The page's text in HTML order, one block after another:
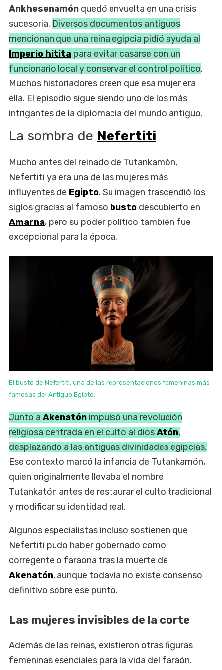
Ankhesenamón quedó envuelta en una crisis
sucesoria. Diversos documentos antiguos
mencionan que una reina egipcia pidió ayuda al
Imperio hitita para evitar casarse con un
funcionario local y conservar el control político.
Muchos historiadores creen que esa mujer era
ella. El episodio sigue siendo uno de los más
intrigantes de la diplomacia del mundo antiguo.
La sombra de Nefertiti
Mucho antes del reinado de Tutankamón,
Nefertiti ya era una de las mujeres más
influyentes de Egipto. Su imagen trascendió los
siglos gracias al famoso busto descubierto en
Amarna, pero su poder político también fue
excepcional para la época.
El busto de Nefertiti, una de las representaciones femeninas más
famosas del Antiguo Egipto.
Junto a Akenatón impulsó una revolución
religiosa centrada en el culto al diosAtón,
desplazando a las antiguas divinidades egipcias.
Ese contexto marcó la infancia de Tutankamón,
quien originalmente llevaba el nombre
Tutankatón antes de restaurar el culto tradicional
y modificar su identidad real.
Algunos especialistas incluso sostienen que
Nefertiti pudo haber gobernado como
corregente o faraona tras la muerte de
Akenatón, aunque todavía no existe consenso
definitivo sobre ese punto.
Las mujeres invisibles de la corte
Además de las reinas, existieron otras figuras
femeninas esenciales para la vida del faraón.